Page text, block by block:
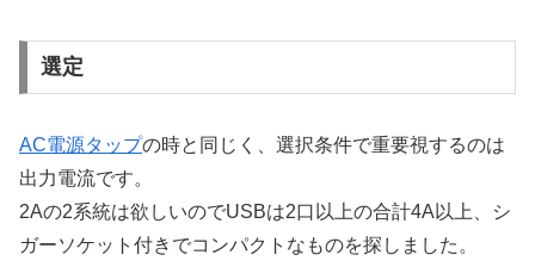
選定
AC電源タップの時と同じく、選択条件で重要視するのは
出力電流です。
2Aの2系統は欲しいのでUSBは2口以上の合計4A以上、シ
ガーソケット付きでコンパクトなものを探しました。